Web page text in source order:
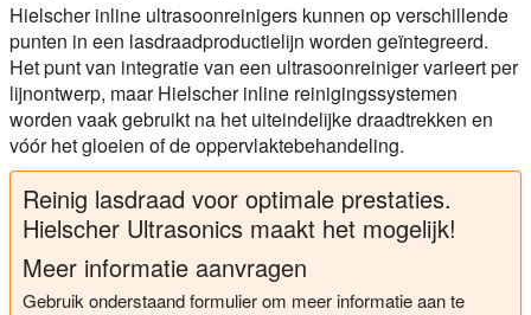
Hielscher inline ultrasoonreinigers kunnen op verschillende
punten in een lasdraadproductielijn worden geïntegreerd.
Het punt van integratie van een ultrasoonreiniger varieert per
lijnontwerp, maar Hielscher inline reinigingssystemen
worden vaak gebruikt na het uiteindelijke draadtrekken en
vóór het gloeien of de oppervlaktebehandeling.
Reinig lasdraad voor optimale prestaties.
Hielscher Ultrasonics maakt het mogelijk!
Meer informatie aanvragen
Gebruik onderstaand formulier om meer informatie aan te